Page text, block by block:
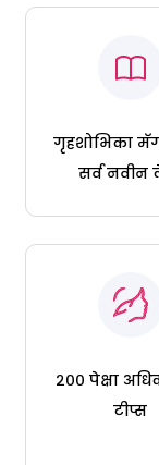
गृहशोभिका
सर्व
२०० पेक्षा
टीप्स